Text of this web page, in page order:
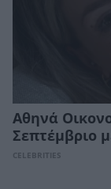
Αθηνά
Σεπτέμβριο
CELEBRITIES